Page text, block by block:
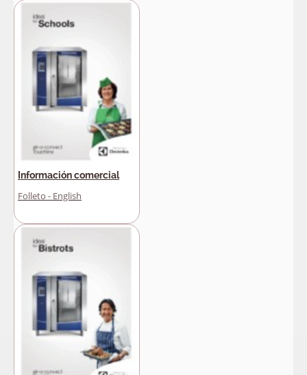
Información comercial
Folleto - English